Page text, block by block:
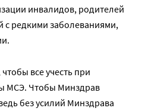
инвалидов, родителей
с редкими заболеваниями,
все учесть при
МСЭ. Чтобы Минздрав
без усилий Минздрава